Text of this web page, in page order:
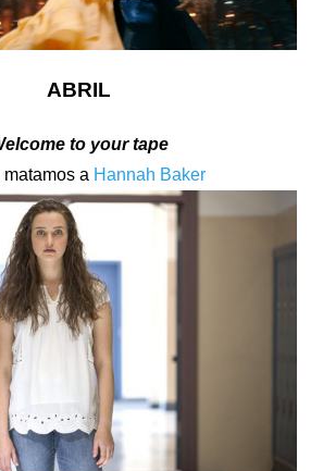
ABRIL
to your tape
matamos a Hannah Baker